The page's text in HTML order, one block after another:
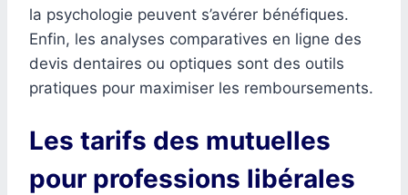
la psychologie peuvent s’avérer bénéfiques.
Enfin, les analyses comparatives en ligne des
devis dentaires ou optiques sont des outils
pratiques pour maximiser les remboursements.
Les tarifs des mutuelles
pour professions libérales